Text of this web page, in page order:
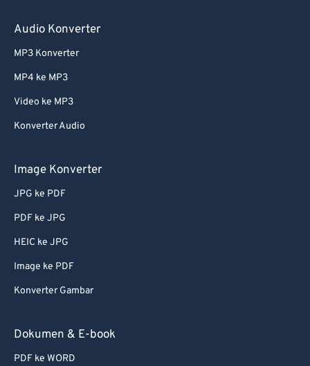
Audio Konverter
MP3 Konverter
MP4 ke MP3
Video ke MP3
Konverter Audio
Image Konverter
JPG ke PDF
PDF ke JPG
HEIC ke JPG
Image ke PDF
Konverter Gambar
Dokumen & E-book
PDF ke WORD